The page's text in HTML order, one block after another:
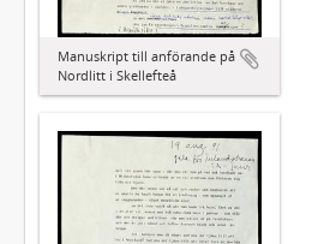
Manuskript till anförande på
Nordlitt i Skellefteå